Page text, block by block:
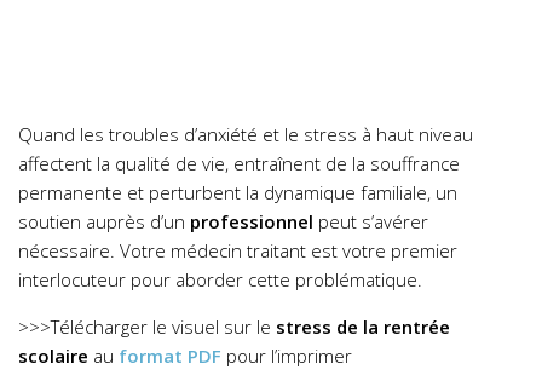
Quand les troubles d’anxiété et le stress à haut niveau
affectent la qualité de vie, entraînent de la souffrance
permanente et perturbent la dynamique familiale, un
soutien auprès d’un professionnel peut s’avérer
nécessaire. Votre médecin traitant est votre premier
interlocuteur pour aborder cette problématique.
>>>Télécharger le visuel sur le stress de la rentrée
scolaire au format PDF pour l’imprimer